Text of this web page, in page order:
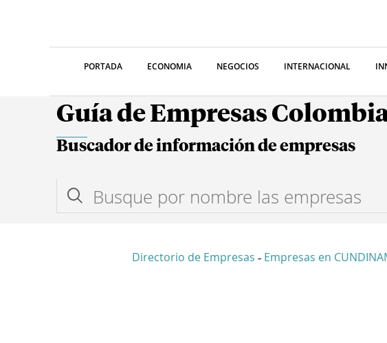
PORTADA ECONOMIA NEGOCIOS INTERNACIONAL
Guía de Empresas
Buscador de información de empresas
Directorio de Empresas - Empresas en